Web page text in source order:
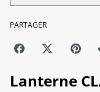
PARTAGER
Lanterne